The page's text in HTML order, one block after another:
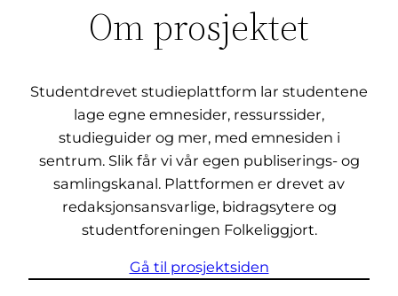
Om prosjektet
Studentdrevet studieplattform lar studentene
lage egne emnesider, ressurssider,
studieguider og mer, med emnesiden i
sentrum. Slik får vi vår egen publiserings- og
samlingskanal. Plattformen er drevet av
redaksjonsansvarlige, bidragsytere og
studentforeningen Folkeliggjort.
Gå til prosjektsiden